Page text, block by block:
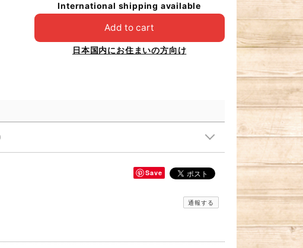
International shipping available
Add to cart
日本国内にお住まいの方向け
Save
通報する